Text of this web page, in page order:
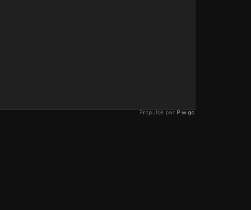
Propulsé par Piwigo